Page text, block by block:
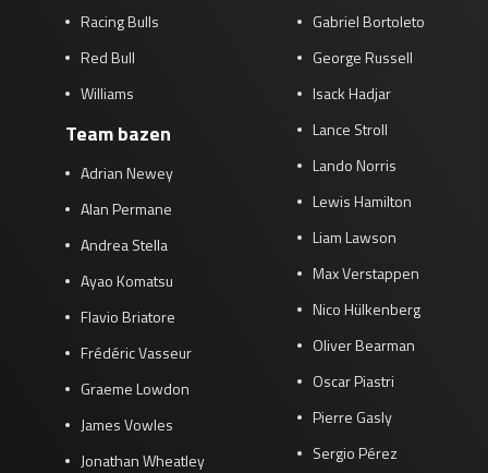
Racing Bulls
Red Bull
Williams
Team bazen
Adrian Newey
Alan Permane
Andrea Stella
Ayao Komatsu
Flavio Briatore
Frédéric Vasseur
Graeme Lowdon
James Vowles
Jonathan Wheatley
Gabriel Bortoleto
George Russell
Isack Hadjar
Lance Stroll
Lando Norris
Lewis Hamilton
Liam Lawson
Max Verstappen
Nico Hülkenberg
Oliver Bearman
Oscar Piastri
Pierre Gasly
Sergio Pérez